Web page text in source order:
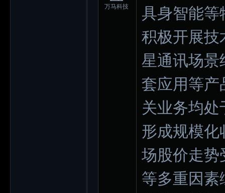
万马科技
具身智能等
积极开展技
星通讯场景
套应用等产
关业务均
形成规模化
场股价走势
等多重因素